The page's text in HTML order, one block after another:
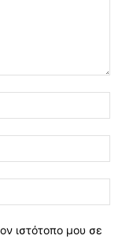
ιστότοπο μου σε